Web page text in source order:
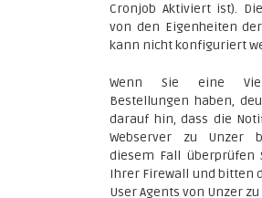
Cronjob Aktiviert ist).
von den Eigenheiten
kann nicht konfiguriert
Wenn Sie eine
Bestellungen haben,
darauf hin, dass die
Webserver zu Unzer
diesem Fall überprüfen
Ihrer Firewall und bitten
User Agents von Unzer